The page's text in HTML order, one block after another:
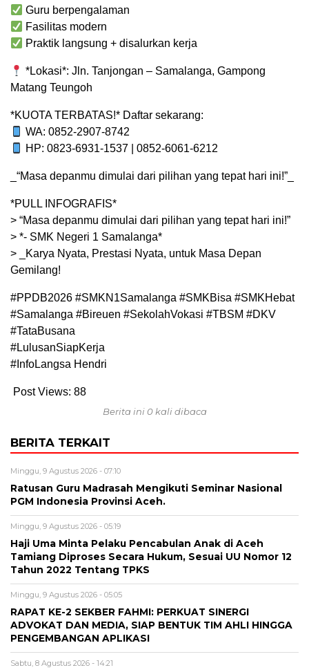
Guru berpengalaman
Fasilitas modern
Praktik langsung + disalurkan kerja
*Lokasi*: Jln. Tanjongan – Samalanga, Gampong
Matang Teungoh
*KUOTA TERBATAS!* Daftar sekarang:
WA: 0852-2907-8742
HP: 0823-6931-1537 | 0852-6061-6212
_“Masa depanmu dimulai dari pilihan yang tepat hari ini!”_
*PULL INFOGRAFIS*
> “Masa depanmu dimulai dari pilihan yang tepat hari ini!”
> *- SMK Negeri 1 Samalanga*
> _Karya Nyata, Prestasi Nyata, untuk Masa Depan
Gemilang!
#PPDB2026 #SMKN1Samalanga #SMKBisa #SMKHebat
#Samalanga #Bireuen #SekolahVokasi #TBSM #DKV
#TataBusana
#LulusanSiapKerja
#InfoLangsa Hendri
Post Views: 88
Berita ini 0 kali dibaca
BERITA TERKAIT
Minggu, 9 Agustus 2026 - 07:10
Ratusan Guru Madrasah Mengikuti Seminar Nasional
PGM Indonesia Provinsi Aceh.
Minggu, 9 Agustus 2026 - 05:19
Haji Uma Minta Pelaku Pencabulan Anak di Aceh
Tamiang Diproses Secara Hukum, Sesuai UU Nomor 12
Tahun 2022 Tentang TPKS
Minggu, 9 Agustus 2026 - 05:05
RAPAT KE-2 SEKBER FAHMI: PERKUAT SINERGI
ADVOKAT DAN MEDIA, SIAP BENTUK TIM AHLI HINGGA
PENGEMBANGAN APLIKASI
Sabtu, 8 Agustus 2026 - 14:21